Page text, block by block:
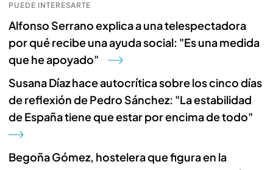
PUEDE INTERESARTE
Alfonso Serrano explica a una telespectadora
por qué recibe una ayuda social: "Es una medida
que he apoyado"
Susana Díaz hace autocrítica sobre los cinco días
de reflexión de Pedro Sánchez: "La estabilidad
de España tiene que estar por encima de todo"
Begoña Gómez, hostelera que figura en la